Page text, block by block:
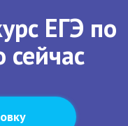
ЕГЭ по